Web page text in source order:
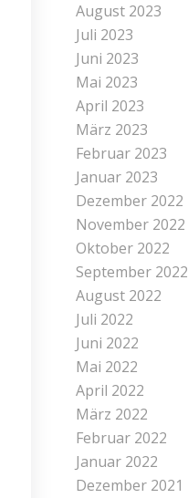
August 2023
Juli 2023
Juni 2023
Mai 2023
April 2023
März 2023
Februar 2023
Januar 2023
Dezember 2022
November 2022
Oktober 2022
September 2022
August 2022
Juli 2022
Juni 2022
Mai 2022
April 2022
März 2022
Februar 2022
Januar 2022
Dezember 2021